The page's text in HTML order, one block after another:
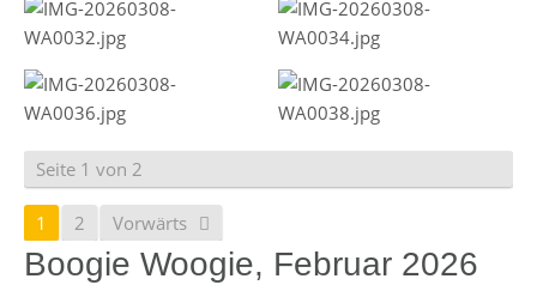
Seite 1 von 2
1 2 Vorwärts
Boogie Woogie, Februar 2026